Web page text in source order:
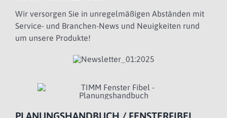
Wir versorgen Sie in unregelmäßigen Abständen mit
Service- und Branchen-News und Neuigkeiten rund
um unsere Produkte!
PLANUNGSHANDBUCH / FENSTERFIBEL